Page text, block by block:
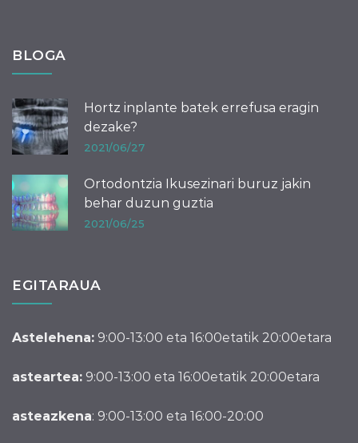
BLOGA
Hortz inplante batek errefusa eragin
dezake?
2021/06/27
Ortodontzia Ikusezinari buruz jakin
behar duzun guztia
2021/06/25
EGITARAUA
Astelehena: 9:00-13:00 eta 16:00etatik 20:00etara
asteartea: 9:00-13:00 eta 16:00etatik 20:00etara
asteazkena: 9:00-13:00 eta 16:00-20:00